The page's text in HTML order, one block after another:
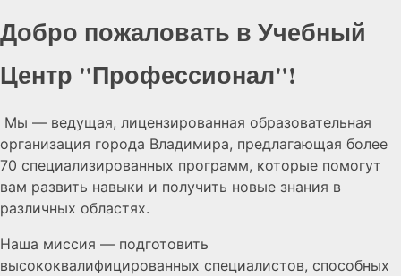
Добро пожаловать в Учебный
Центр "Профессионал"!
Мы — ведущая, лицензированная образовательная
организация города Владимира, предлагающая более
70 специализированных программ, которые помогут
вам развить навыки и получить новые знания в
различных областях.
Наша миссия — подготовить
высококвалифицированных специалистов, способных